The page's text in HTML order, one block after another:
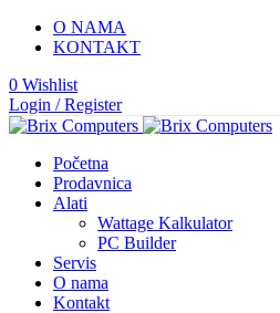
O NAMA
KONTAKT
0 Wishlist
Login / Register
Početna
Prodavnica
Alati
Wattage Kalkulator
PC Builder
Servis
O nama
Kontakt